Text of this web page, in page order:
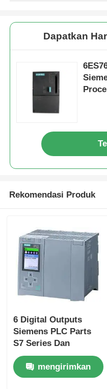
Produk
Kontrol kualitas
Hubungi kami
Quote request suatu
Dapatkan
Rekomendasi Produk
6 Digital Outputs
Siemens PLC Parts
S7 Series Dan
Original Untuk
Kinerjamengirimkan